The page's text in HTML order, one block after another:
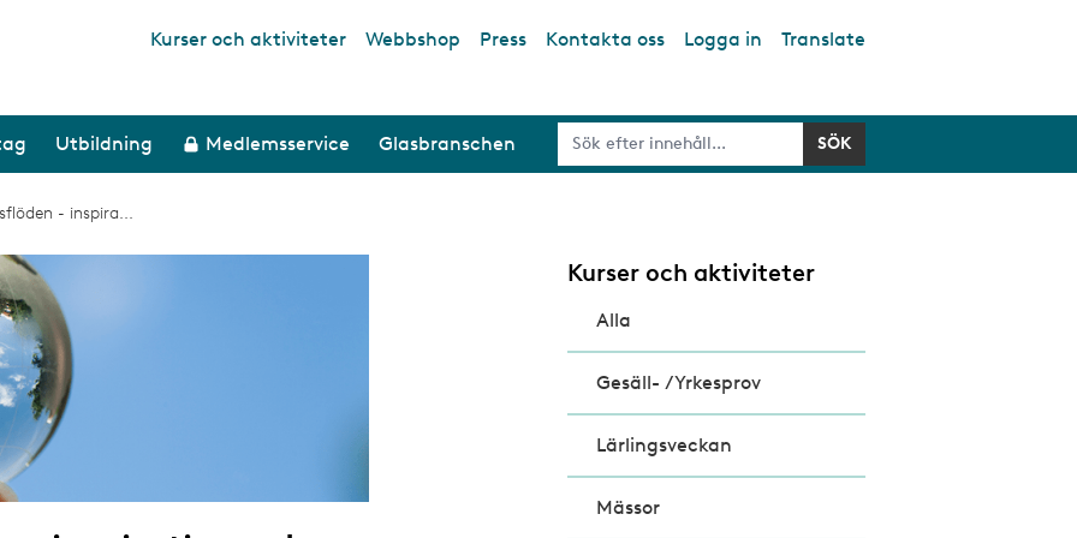
Top links
Kurser och aktiviteter Webbshop Press Kontakta oss Logga in Translate
Utbildning Medlemsservice Glasbranschen
- inspira...
Kurser och aktiviteter
Alla
Gesäll- /Yrkesprov
Lärlingsveckan
Mässor